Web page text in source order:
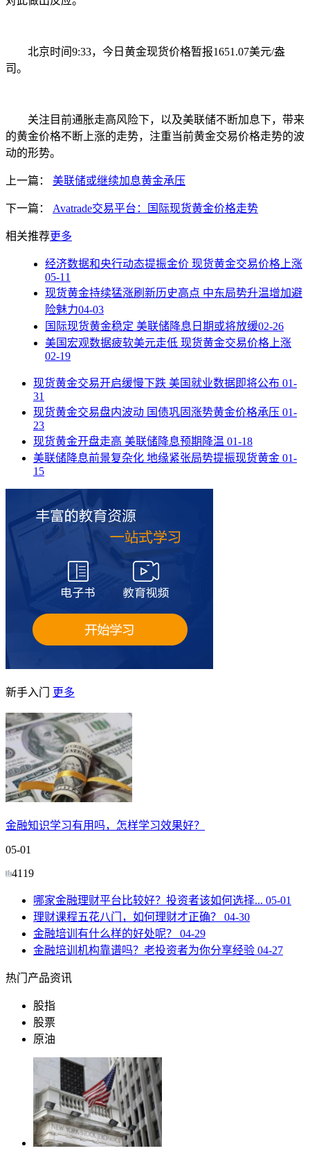
北京时间9:33，今日黄金现货价格暂报1651.07美元/盎
司。
关注目前通胀走高风险下，以及美联储不断加息下，带来
的黄金价格不断上涨的走势，注重当前黄金交易价格走势的波
动的形势。
上一篇： 美联储或继续加息黄金承压
下一篇： Avatrade交易平台：国际现货黄金价格走势
相关推荐更多
经济数据和央行动态提振金价 现货黄金交易价格上涨
05-11
现货黄金持续猛涨刷新历史高点 中东局势升温增加避
险魅力04-03
国际现货黄金稳定 美联储降息日期或将放缓02-26
美国宏观数据疲软美元走低 现货黄金交易价格上涨
02-19
现货黄金交易开启缓慢下跌 美国就业数据即将公布 01-
31
现货黄金交易盘内波动 国债巩固涨势黄金价格承压 01-
23
现货黄金开盘走高 美联储降息预期降温 01-18
美联储降息前景复杂化 地缘紧张局势提振现货黄金 01-
15
新手入门 更多
金融知识学习有用吗，怎样学习效果好？
05-01
4119
哪家金融理财平台比较好？投资者该如何选择... 05-01
理财课程五花八门，如何理财才正确？
04-30
金融培训有什么样的好处呢？
04-29
金融培训机构靠谱吗？老投资者为你分享经验 04-27
热门产品资讯
股指
股票
原油